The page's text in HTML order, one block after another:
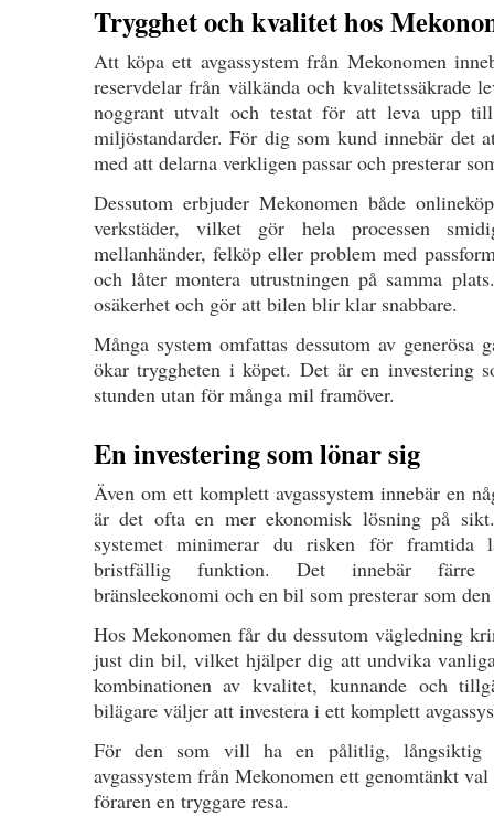
Trygghet och kvalitet hos
Att köpa ett avgassystem från Mekonomen
reservdelar från välkända och kvalitetssäkrade
noggrant utvalt och testat för att leva upp till
miljöstandarder. För dig som kund innebär det
med att delarna verkligen passar och presterar
Dessutom erbjuder Mekonomen både
verkstäder, vilket gör hela processen
mellanhänder, felköp eller problem med
och låter montera utrustningen på samma
osäkerhet och gör att bilen blir klar snabbare.
Många system omfattas dessutom av generösa
ökar tryggheten i köpet. Det är en investering
stunden utan för många mil framöver.
En investering som lönar sig
Även om ett komplett avgassystem innebär en
är det ofta en mer ekonomisk lösning på
systemet minimerar du risken för framtida
bristfällig funktion. Det innebär färre
bränsleekonomi och en bil som presterar som
Hos Mekonomen får du dessutom vägledning
just din bil, vilket hjälper dig att undvika
kombinationen av kvalitet, kunnande och
bilägare väljer att investera i ett komplett
För den som vill ha en pålitlig, långsiktig
avgassystem från Mekonomen ett genomtänkt
föraren en tryggare resa.